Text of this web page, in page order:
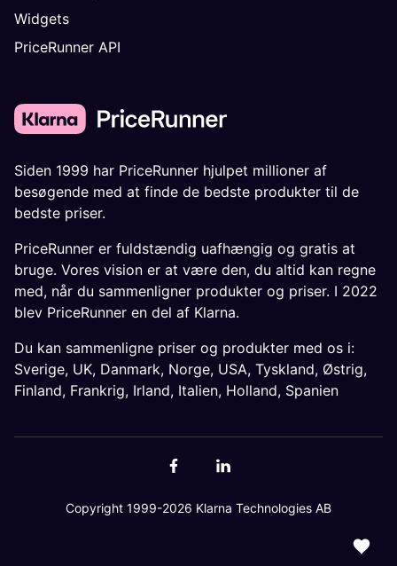
Widgets
PriceRunner API
Siden 1999 har PriceRunner hjulpet millioner af
besøgende med at finde de bedste produkter til de
bedste priser.
PriceRunner er fuldstændig uafhængig og gratis at
bruge. Vores vision er at være den, du altid kan regne
med, når du sammenligner produkter og priser. I 2022
blev PriceRunner en del af Klarna.
Du kan sammenligne priser og produkter med os i:
Sverige, UK, Danmark, Norge, USA, Tyskland, Østrig,
Finland, Frankrig, Irland, Italien, Holland, Spanien
Copyright 1999-2026 Klarna Technologies AB